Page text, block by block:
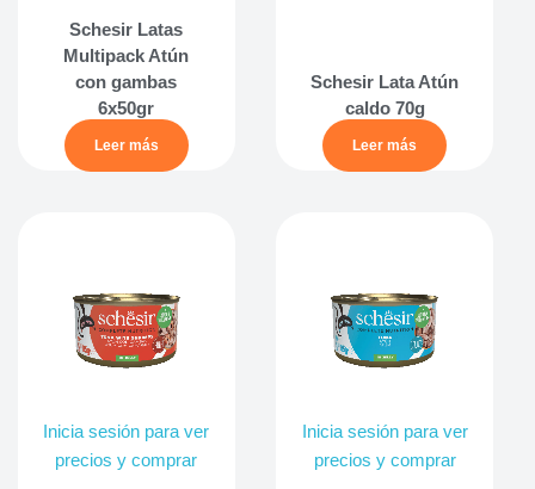
Schesir Latas
Multipack Atún
con gambas
6x50gr
Leer más
Schesir Lata Atún
caldo 70g
Leer más
Inicia sesión para ver
precios y comprar
Inicia sesión para ver
precios y comprar